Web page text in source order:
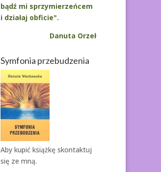
bądź mi sprzymierzeńcem
i działaj obficie".
Danuta Orzeł
Symfonia przebudzenia
Aby kupić książkę skontaktuj
się ze mną.